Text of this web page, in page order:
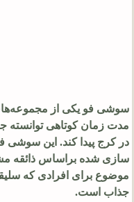
سوشی فو یکی از
مدت زمان کوتاهی توانسته
در کرج پیدا کند. این
سازی شده براساس ذائقه
موضوع برای افرادی که
جذاب است.